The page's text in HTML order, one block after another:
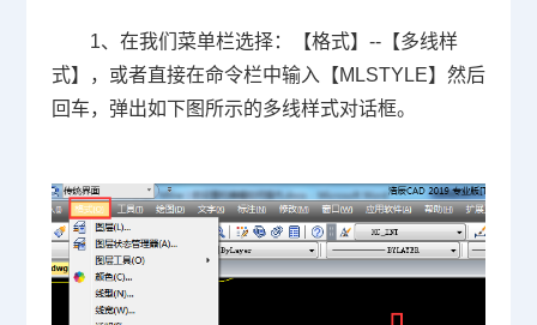
1、在我们菜单栏选择：【格式】--【多线样
式】，或者直接在命令栏中输入【MLSTYLE】然后
回车，弹出如下图所示的多线样式对话框。